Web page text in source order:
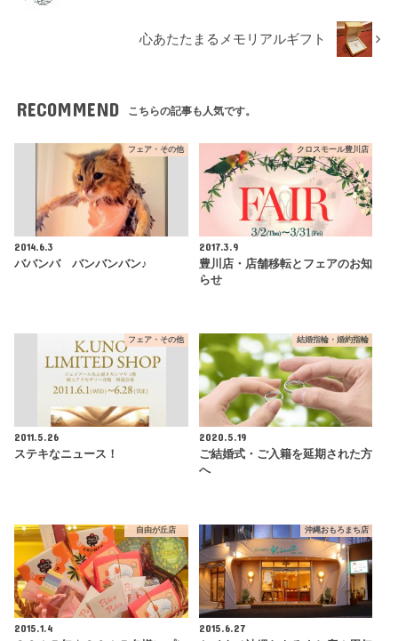
心あたたまるメモリアルギフト
RECOMMEND こちらの記事も人気です。
フェア・その他
2014.6.3
ババンバ バンバンバン♪
クロスモール豊川店
2017.3.9
豊川店・店舗移転とフェアのお知
らせ
フェア・その他
2011.5.26
ステキなニュース！
結婚指輪・婚約指輪
2020.5.19
ご結婚式・ご入籍を延期された方
へ
自由が丘店
2015.1.4
沖縄おもろまち店
2015.6.27